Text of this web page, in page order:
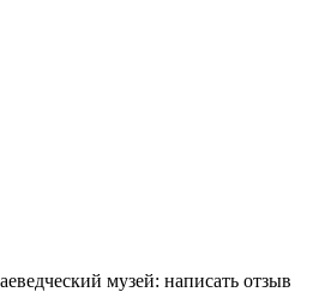
музей: написать отзыв